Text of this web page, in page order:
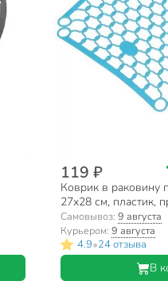
119 ₽
Коврик в раковину
27х28 см, пластик,
Голубая сетка, Y3-
Самовывоз:9 августа
Курьером:9 августа
4.9•24 отзыва
В